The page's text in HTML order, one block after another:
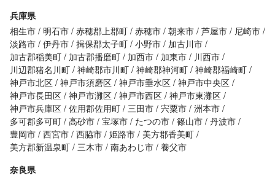
兵庫県
相生市
明石市 赤穂郡上郡町 赤穂市 朝来市 芦屋市
尼崎市
淡路市 伊丹市 揖保郡太子町 小野市
加古川市
加古郡稲美町
加古郡播磨町 加西市 加東市
川西市
川辺郡猪名川町 神崎郡市川町 神崎郡神河町 神崎郡福崎町
神戸市北区 神戸市須磨区 神戸市垂水区 神戸市中央区
神戸市長田区 神戸市灘区 神戸市西区 神戸市東灘区
神戸市兵庫区 佐用郡佐用町 三田市 宍粟市 洲本市
多可郡多可町 高砂市 宝塚市 たつの市 篠山市 丹波市
豊岡市 西宮市 西脇市 姫路市
美方郡香美町
美方郡新温泉町 三木市 南あわじ市 養父市
奈良県